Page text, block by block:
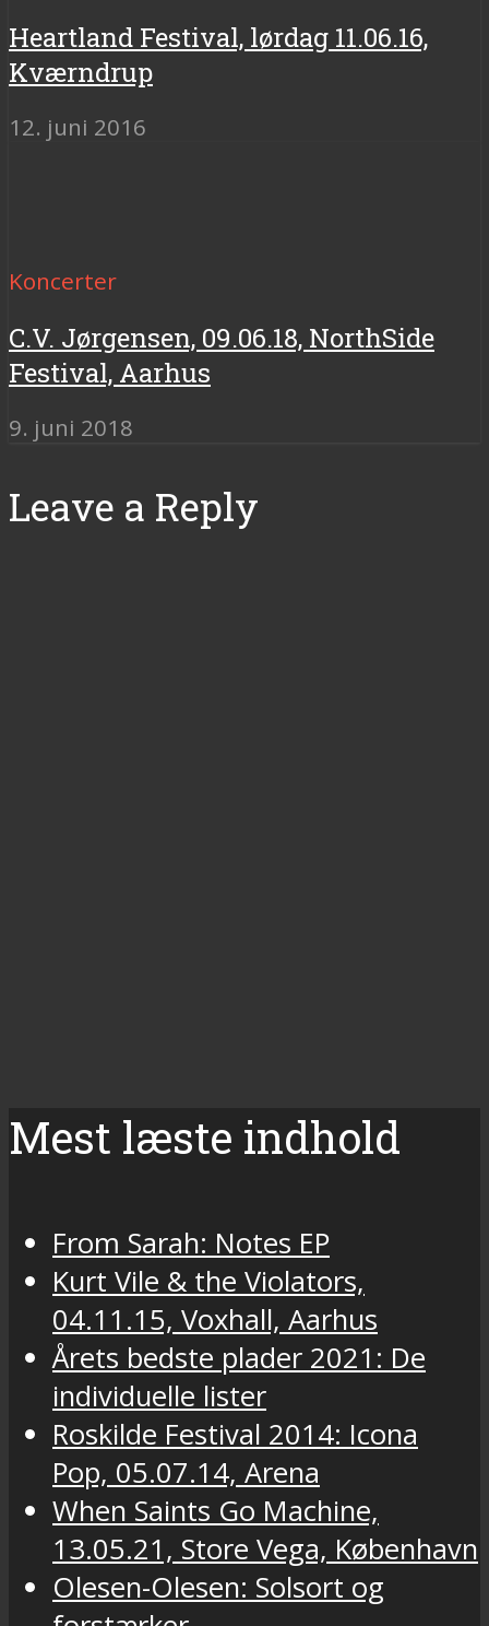
Heartland Festival, lørdag 11.06.16,
Kværndrup
12. juni 2016
Koncerter
C.V. Jørgensen, 09.06.18, NorthSide
Festival, Aarhus
9. juni 2018
Leave a Reply
Mest læste indhold
From Sarah: Notes EP
Kurt Vile & the Violators,
04.11.15, Voxhall, Aarhus
Årets bedste plader 2021: De
individuelle lister
Roskilde Festival 2014: Icona
Pop, 05.07.14, Arena
When Saints Go Machine,
13.05.21, Store Vega, København
Olesen-Olesen: Solsort og